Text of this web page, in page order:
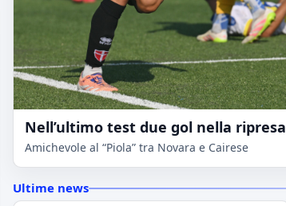
Nell’ultimo test due gol nella ripresa
Amichevole al “Piola” tra Novara e Cairese
Ultime news